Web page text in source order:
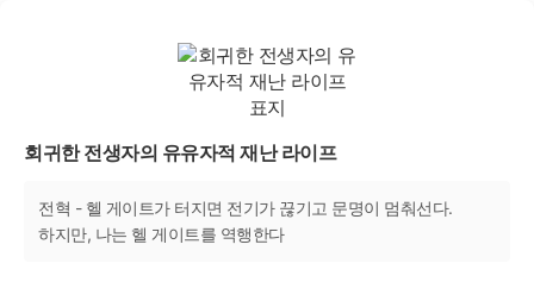
회귀한 전생자의 유유자적 재난 라이프
전혁 - 헬 게이트가 터지면 전기가 끊기고 문명이 멈춰선다.
하지만, 나는 헬 게이트를 역행한다